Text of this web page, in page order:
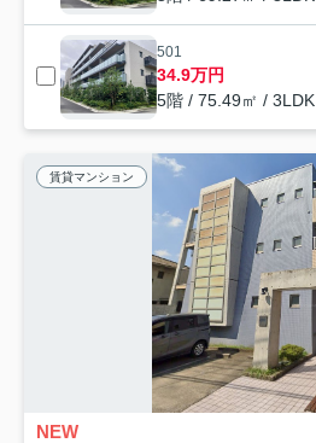
501
34.9万円
5階 / 75.49㎡ / 3LDK
賃貸マンション
NEW